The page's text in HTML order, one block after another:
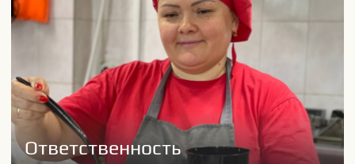
Можно ли выбрать
часы работы?
Можно ли